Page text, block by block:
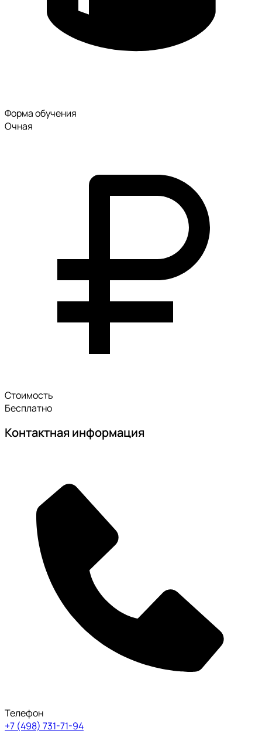
Форма обучения
Очная
Стоимость
Бесплатно
Контактная информация
Телефон
+7 (498) 731-71-94